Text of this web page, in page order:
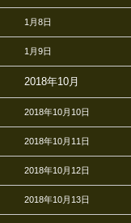
1月8日
1月9日
2018年10月
2018年10月10日
2018年10月11日
2018年10月12日
2018年10月13日